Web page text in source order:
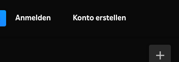
Anmelden Konto erstellen